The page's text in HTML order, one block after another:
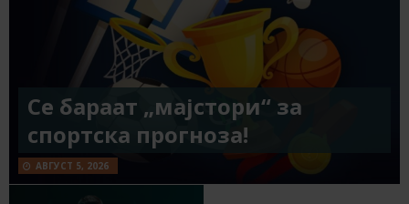
Се бараат „мајстори“ за
спортска прогноза!
АВГУСТ 5, 2026